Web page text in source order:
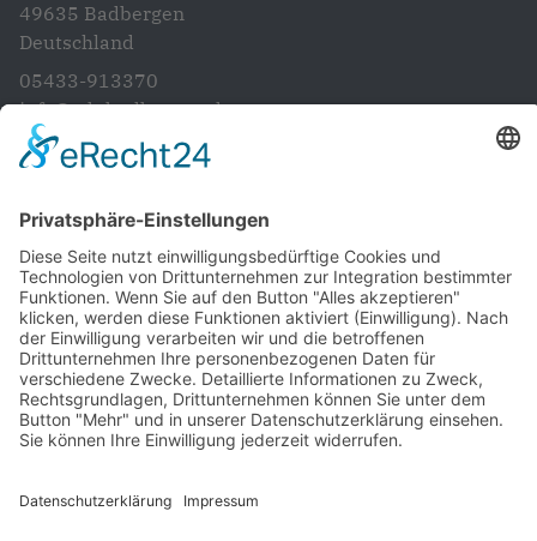
49635 Badbergen
Deutschland
05433-913370
info@cdubadbergen.de
CDU in Niedersachsen
Startseite
Aktuelles
Vorstand
Unsere Ziele und Anliegen
Artländer Rundblick
Gemeinde- und Samtgemeinderat
Ratsinformations System
Impressum